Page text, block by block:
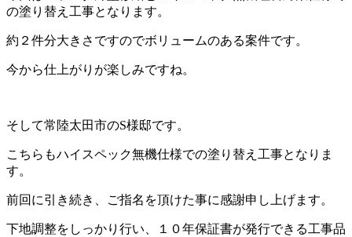
の塗り替え工事となります。
約２件分大きさですのでボリュームのある案件です。
今から仕上がりが楽しみですね。
そして常陸太田市のS様邸です。
こちらもハイスペック無機仕様での塗り替え工事となりま
す。
前回に引き続き、ご指名を頂けた事に感謝申し上げます。
下地調整をしっかり行い、１０年保証書が発行できる工事品